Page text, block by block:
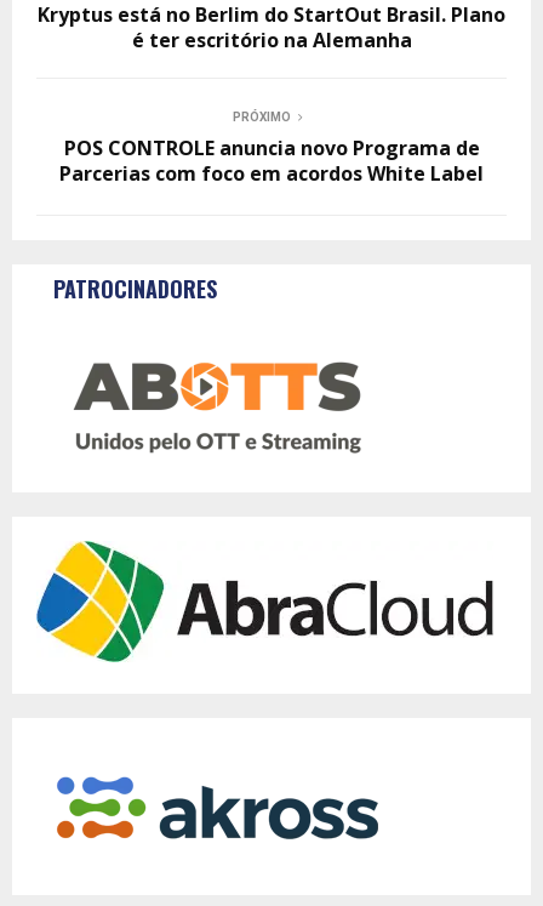
Kryptus está no Berlim do StartOut Brasil. Plano
é ter escritório na Alemanha
PRÓXIMO
POS CONTROLE anuncia novo Programa de
Parcerias com foco em acordos White Label
PATROCINADORES